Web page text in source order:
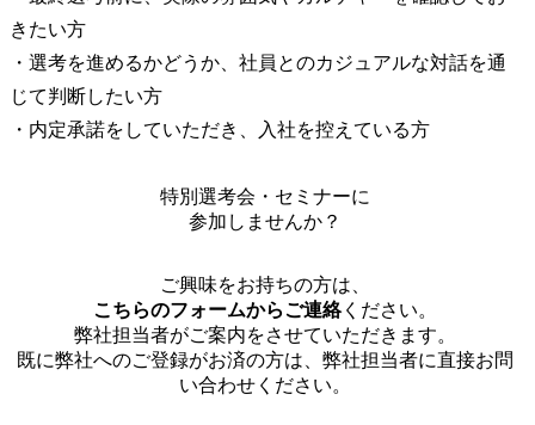
きたい方
・選考を進めるかどうか、社員とのカジュアルな対話を通
じて判断したい方
・内定承諾をしていただき、入社を控えている方
特別選考会・セミナーに
参加しませんか？
ご興味をお持ちの方は、
こちらのフォームからご連絡ください。
弊社担当者がご案内をさせていただきます。
既に弊社へのご登録がお済の方は、弊社担当者に直接お問
い合わせください。